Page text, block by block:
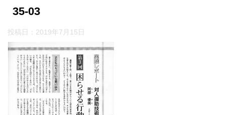
35-03
投稿日： 2019年7月15日